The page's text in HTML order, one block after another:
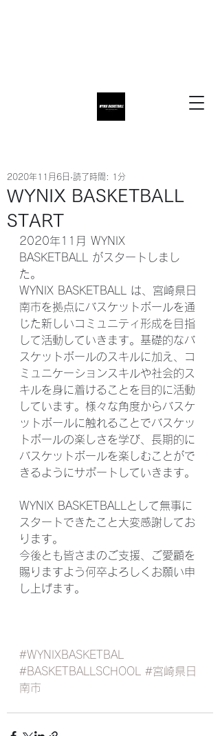
WYNIX BASKETBALL
START
2020年11月6日 読了時間: 1分
2020年11月 WYNIX
BASKETBALL がスタートしまし
た。
WYNIX BASKETBALL は、宮崎県日
南市を拠点にバスケットボールを通
じた新しいコミュニティ形成を目指
して活動していきます。基礎的なバ
スケットボールのスキルに加え、コ
ミュニケーションスキルや社会的ス
キルを身に着けることを目的に活動
しています。様々な角度からバスケ
ットボールに触れることでバスケッ
トボールの楽しさを学び、長期的に
バスケットボールを楽しむことがで
きるようにサポートしていきます。
WYNIX BASKETBALLとして無事に
スタートできたこと大変感謝してお
ります。
今後とも皆さまのご支援、ご愛顧を
賜りますよう何卒よろしくお願い申
し上げます。
#WYNIXBASKETBAL
#BASKETBALLSCHOOL
#宮崎県日
南市